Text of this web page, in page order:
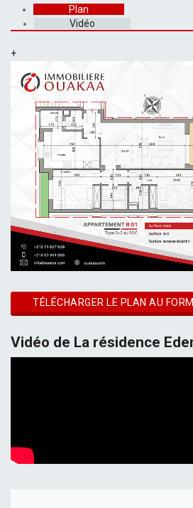
Plan
Vidéo
+
TÉLÉCHARGER LE PLAN AU
Vidéo de La résidence